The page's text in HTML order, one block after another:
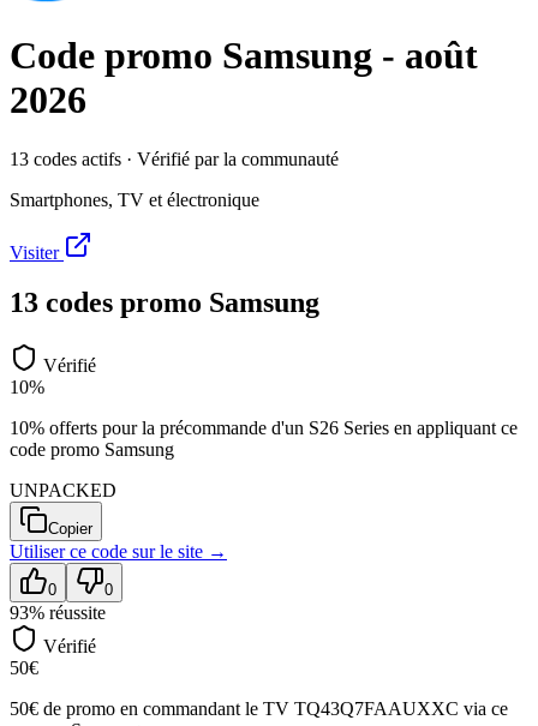
Code promo Samsung - août
2026
13 codes actifs · Vérifié par la communauté
Smartphones, TV et électronique
Visiter
13 codes promo Samsung
Vérifié
10%
10% offerts pour la précommande d'un S26 Series en appliquant ce
code promo Samsung
UNPACKED
Copier
Utiliser ce code surle site →
0 0
93% réussite
Vérifié
50€
50€ de promo en commandant le TV TQ43Q7FAAUXXC via ce